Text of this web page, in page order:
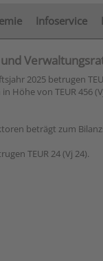
Infoservice
2025 betrugen
Höhe von TEUR 456
beträgt zum
TEUR 24 (Vj 24).